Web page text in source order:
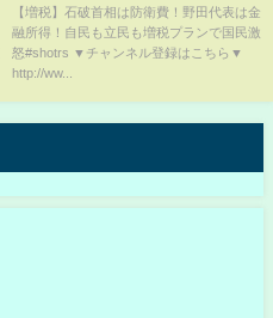
も増税プランで国民激怒#shotrs
【増税】石破首相は防衛費！野田代表は金
融所得！自民も立民も増税プランで国民激
怒#shotrs ▼チャンネル登録はこちら▼
http://ww...